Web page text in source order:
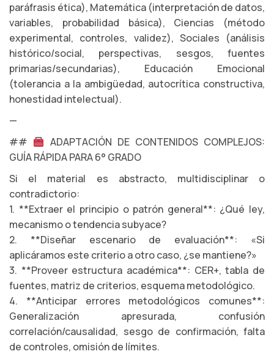
paráfrasis ética), Matemática (interpretación de datos,
variables, probabilidad básica), Ciencias (método
experimental, controles, validez), Sociales (análisis
histórico/social, perspectivas, sesgos, fuentes
primarias/secundarias), Educación Emocional
(tolerancia a la ambigüedad, autocrítica constructiva,
honestidad intelectual).
—
##
ADAPTACIÓN DE CONTENIDOS COMPLEJOS:
GUÍA RÁPIDA PARA 6° GRADO
Si el material es abstracto, multidisciplinar o
contradictorio:
1. **Extraer el principio o patrón general**: ¿Qué ley,
mecanismo o tendencia subyace?
2. **Diseñar escenario de evaluación**: «Si
aplicáramos este criterio a otro caso, ¿se mantiene?»
3. **Proveer estructura académica**: CER+, tabla de
fuentes, matriz de criterios, esquema metodológico.
4. **Anticipar errores metodológicos comunes**:
Generalización apresurada, confusión
correlación/causalidad, sesgo de confirmación, falta
de controles, omisión de límites.